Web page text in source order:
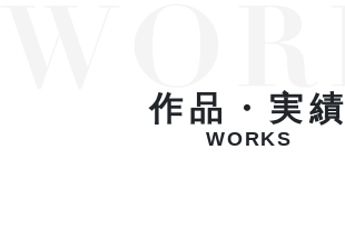
作品・実績
WORKS